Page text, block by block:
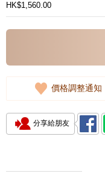
HK$1,560.00
價格調整通知
分享給朋友